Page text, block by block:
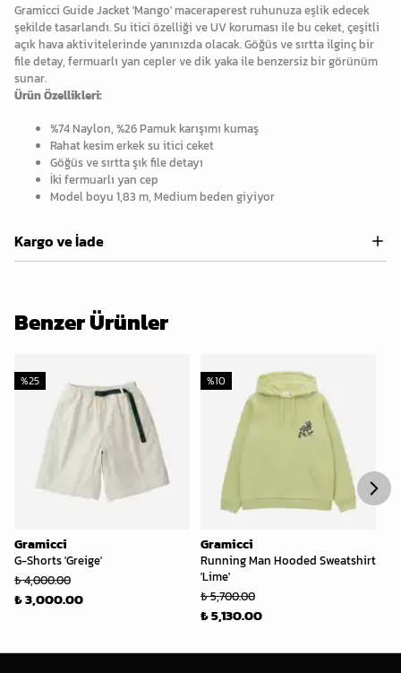
Gramicci Guide Jacket 'Mango' maceraperest ruhunuza eşlik edecek
şekilde tasarlandı. Su itici özelliği ve UV koruması ile bu ceket, çeşitli
açık hava aktivitelerinde yanınızda olacak. Göğüs ve sırtta ilginç bir
file detay, fermuarlı yan cepler ve dik yaka ile benzersiz bir görünüm
sunar.
Ürün Özellikleri:
%74 Naylon, %26 Pamuk karışımı kumaş
Rahat kesim erkek su itici ceket
Göğüs ve sırtta şık file detayı
İki fermuarlı yan cep
Model boyu 1,83 m, Medium beden giyiyor
Kargo ve İade
Benzer Ürünler
Gramicci
G-Shorts 'Greige'
%25
₺ 4,000.00
₺ 3,000.00
Gramicci
Running Man Hooded Sweatshirt
'Lime'
%10
₺ 5,700.00
₺ 5,130.00